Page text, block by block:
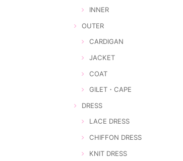
INNER
OUTER
CARDIGAN
JACKET
COAT
GILET・CAPE
DRESS
LACE DRESS
CHIFFON DRESS
KNIT DRESS